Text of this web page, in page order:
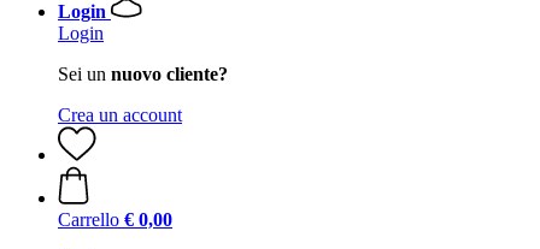
Login
Login
Sei un nuovo cliente?
Crea un account
Carrello € 0,00